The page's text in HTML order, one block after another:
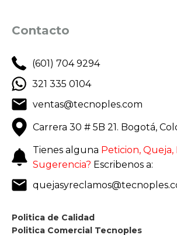
Contacto
(601) 704 9294
321 335 0104
ventas@tecnoples.com
Carrera 30 # 5B 21. Bogotá,
Tienes alguna Peticion, Queja,
Sugerencia? Escribenos a:
Politica de Calidad
Politica Comercial Tecnoples